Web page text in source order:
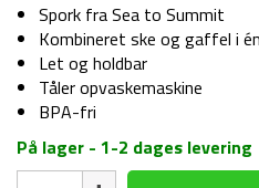
Spork fra Sea to Summit
Kombineret ske og gaffel i én
Let og holdbar
Tåler opvaskemaskine
BPA-fri
På lager - 1-2 dages levering